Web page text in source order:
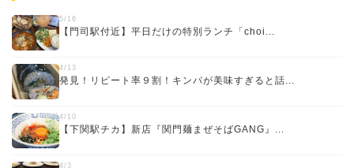
5/16
【門司駅付近】平日だけの特別ランチ「choi...
4/13
発見！リピート率９割！キンパが美味すぎると話...
4/10
【下関駅チカ】新店『関門麺まぜそばGANG』...
4/3